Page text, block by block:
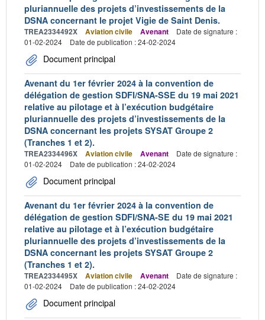
pluriannuelle des projets d’investissements de la
DSNA concernant le projet Vigie de Saint Denis.
TREA2334492X Aviation civile Avenant
Date de signature :
01-02-2024
Date de publication : 24-02-2024
Document principal
Avenant du 1er février 2024 à la convention de
délégation de gestion SDFI/SNA-SSE du 19 mai 2021
relative au pilotage et à l’exécution budgétaire
pluriannuelle des projets d’investissements de la
DSNA concernant les projets SYSAT Groupe 2
(Tranches 1 et 2).
TREA2334496X Aviation civile Avenant
Date de signature :
01-02-2024
Date de publication : 24-02-2024
Document principal
Avenant du 1er février 2024 à la convention de
délégation de gestion SDFI/SNA-SE du 19 mai 2021
relative au pilotage et à l’exécution budgétaire
pluriannuelle des projets d’investissements de la
DSNA concernant les projets SYSAT Groupe 2
(Tranches 1 et 2).
TREA2334495X Aviation civile Avenant
Date de signature :
01-02-2024
Date de publication : 24-02-2024
Document principal